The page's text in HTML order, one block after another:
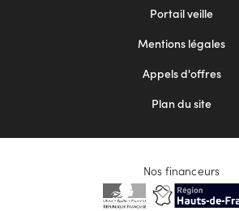
Portail veille
Mentions légales
Appels d'offres
Plan du site
Nos financeurs